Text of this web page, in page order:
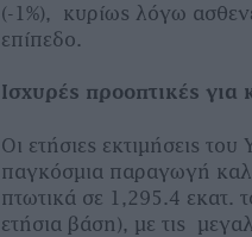
(-1%), κυρίως λόγω
επίπεδο.
Ισχυρές προοπτικές για
Οι ετήσιες εκτιμήσεις
παγκόσμια παραγωγή
πτωτικά σε 1,295.4 εκατ.
ετήσια βάση), με τις